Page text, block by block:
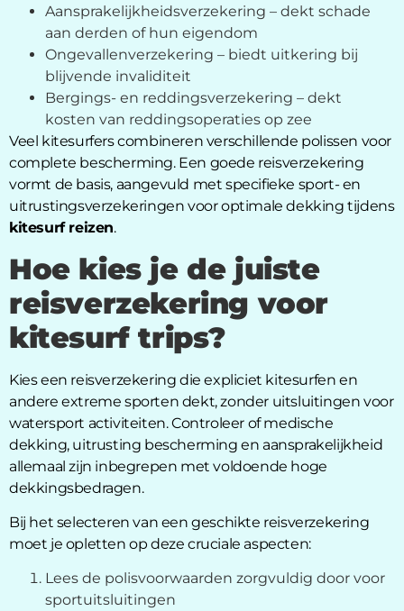
Aansprakelijkheidsverzekering – dekt schade
aan derden of hun eigendom
Ongevallenverzekering – biedt uitkering bij
blijvende invaliditeit
Bergings- en reddingsverzekering – dekt
kosten van reddingsoperaties op zee
Veel kitesurfers combineren verschillende polissen voor
complete bescherming. Een goede reisverzekering
vormt de basis, aangevuld met specifieke sport- en
uitrustingsverzekeringen voor optimale dekking tijdens
kitesurf reizen.
Hoe kies je de juiste
reisverzekering voor
kitesurf trips?
Kies een reisverzekering die expliciet kitesurfen en
andere extreme sporten dekt, zonder uitsluitingen voor
watersport activiteiten. Controleer of medische
dekking, uitrusting bescherming en aansprakelijkheid
allemaal zijn inbegrepen met voldoende hoge
dekkingsbedragen.
Bij het selecteren van een geschikte reisverzekering
moet je opletten op deze cruciale aspecten:
Lees de polisvoorwaarden zorgvuldig door voor
sportuitsluitingen